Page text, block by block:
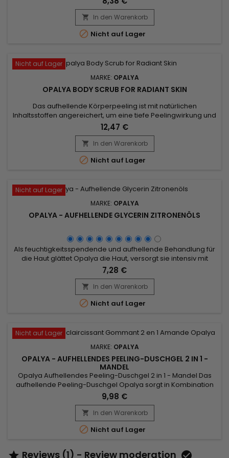
und eignet sich hervorragend für Ihre Körperhygiene.&nbsp;
Diese vereinheitlichende Seife beseitigt Pickel und Mitesser
und lässt Ihre Haut strahlen.&nbsp; Wenn Sie diese Seife in...
 In den Warenkorb
 Nicht auf Lager
Nicht auf Lager
MARKE: OPALYA
OPALYA BODY SCRUB FOR RADIANT SKIN
Das aufhellende Körperpeeling ist mit natürlichen
Inhaltsstoffen angereichert, um eine tiefe Peelingwirkung und
eine revitalisierte Ausstrahlung zu erzielen. Maispulver und
Aprikosenkernpulver wirken als sanfte Peelings und
entfernen abgestorbene Hautzellen und Unreinheiten, um die
Hautstruktur zu verfeinern. Opalya Aufhellendes
Körperpeeling verwendet...
12,47 €
 In den Warenkorb
 Nicht auf Lager
Nicht auf Lager
MARKE: OPALYA
OPALYA - AUFHELLENDE GLYCERIN ZITRONENÖLS
Als feuchtigkeitsspendende und aufhellende Behandlung für
die Haut glättet Opalya die Haut, versorgt sie intensiv mit
Feuchtigkeit und bietet somit eine wirksame Lösung, um das
Erscheinungsbild Ihrer Haut sichtbar zu verbessern und zu
einem gleichmäßigeren und strahlenderen Teint zu
verhelfen.Aufhellende Opalya Glycerin ist mit
feuchtigkeitsspendenden...
7,28 €
 In den Warenkorb
 Nicht auf Lager
Nicht auf Lager
MARKE: OPALYA
OPALYA - AUFHELLENDES PEELING-DUSCHGEL 2 IN 1 -
MANDEL
Opalya Aufhellendes Peeling-Duschgel 2 in 1 - Mandel Das
aufhellende Peeling-Duschgel Opalya sorgt in Kombination
mit den anderen Produkten der Serie für absolutes
Wohlbefinden dank der peelenden Wirkung des
Aprikosenkerns.&nbsp; Die aufhellende Kraft, die durch die
verschiedenen Wirkstoffe in der Formel entsteht,
vereinheitlicht Ihren Teint, bevor Sie...
9,98 €
 In den Warenkorb
 Nicht auf Lager
 Reviews (1) - Review moderation 